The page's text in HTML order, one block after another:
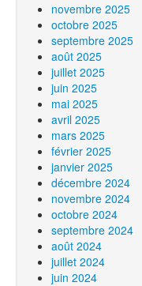
novembre 2025
octobre 2025
septembre 2025
août 2025
juillet 2025
juin 2025
mai 2025
avril 2025
mars 2025
février 2025
janvier 2025
décembre 2024
novembre 2024
octobre 2024
septembre 2024
août 2024
juillet 2024
juin 2024